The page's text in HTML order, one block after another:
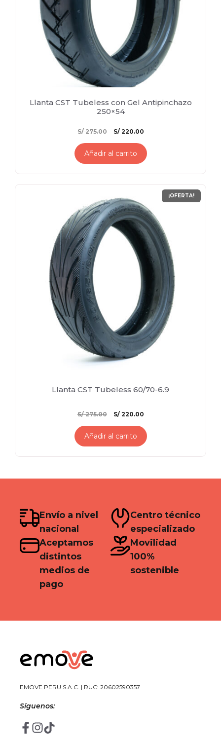
Llanta CST Tubeless con Gel Antipinchazo
250×54
S/275.00
El
original
S/220.00El
actual
es:
Añadir al carrito
¡OFERTA!
Llanta CST Tubeless 60/70-6.9
S/275.00
El
original
S/220.00El
actual
es:
Añadir al carrito
Envío a nivel
nacional
Centro técnico
especializado
Aceptamos
distintos
medios de
pago
Movilidad
100%
sostenible
EMOVE PERU S.A.C. | RUC: 20602590357
Síguenos: